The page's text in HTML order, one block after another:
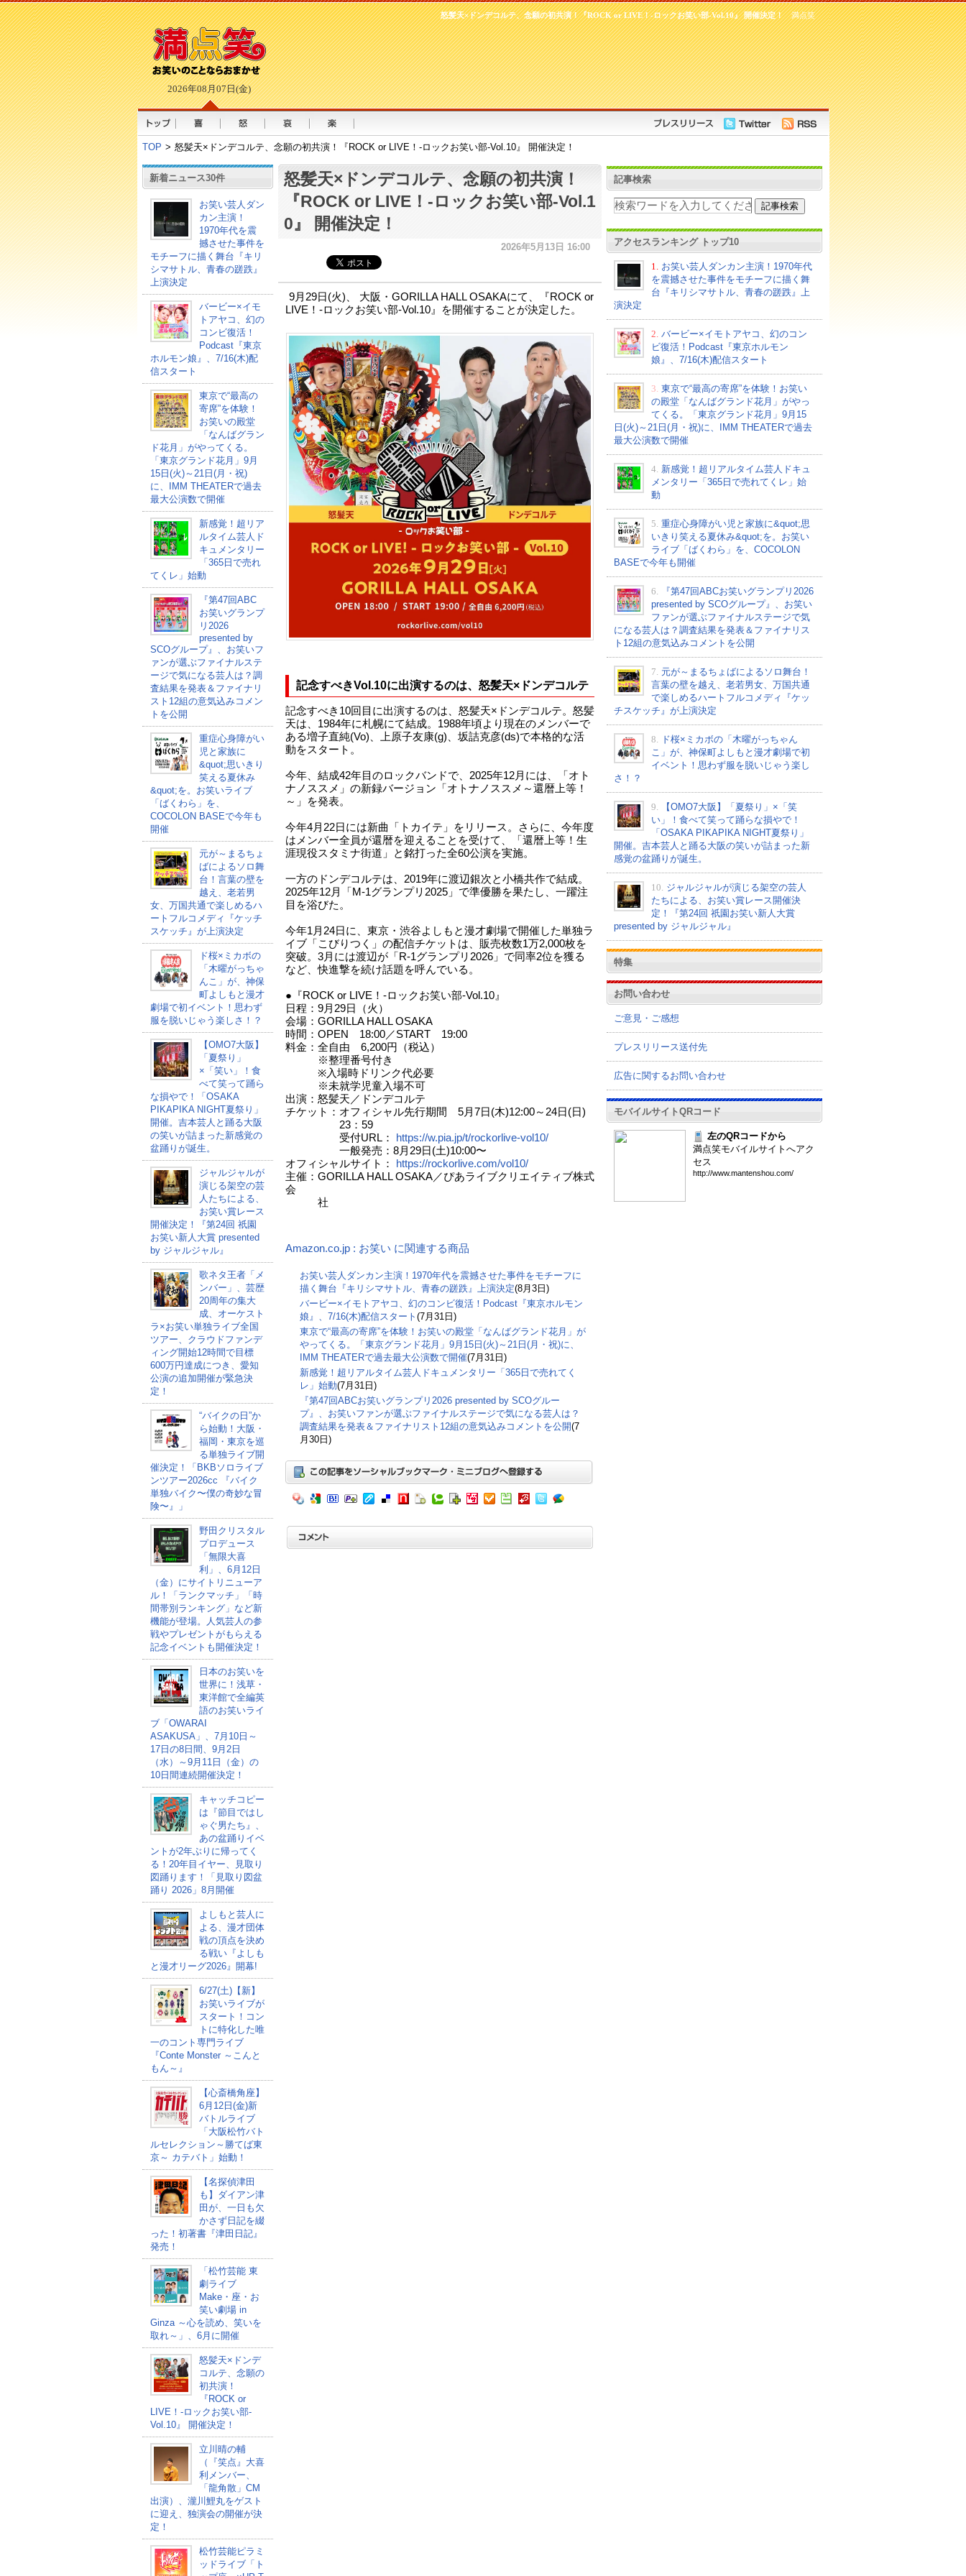
2026年08月07日(金)
満点笑
怒髪天×ドンデコルテ、念願の初共演！『ROCK or LIVE！-ロックお笑い部-Vol.10』 開催決定！
TOP > 怒髪天×ドンデコルテ、念願の初共演！『ROCK or LIVE！-ロックお笑い部-Vol.10』 開催決定！
新着ニュース30件
お笑い芸人ダン
カン主演！
1970年代を震
撼させた事件を
モチーフに描く舞台『キリ
シマサトル、青春の蹉跌』
上演決定
バービー×イモ
トアヤコ、幻の
コンビ復活！
Podcast『東京
ホルモン娘』、7/16(木)配
信スタート
東京で“最高の
寄席”を体験！
お笑いの殿堂
「なんばグラン
ド花月」がやってくる。
「東京グランド花月」9月
15日(火)～21日(月・祝)
に、IMM THEATERで過去
最大公演数で開催
新感覚！超リア
ルタイム芸人ド
キュメンタリー
「365日で売れ
てくレ」始動
『第47回ABC
お笑いグランプ
リ2026
presented by
SCOグループ』、お笑いフ
ァンが選ぶファイナルステ
ージで気になる芸人は？調
査結果を発表＆ファイナリ
スト12組の意気込みコメン
トを公開
重症心身障がい
児と家族に
&quot;思いきり
笑える夏休み
&quot;を。お笑いライブ
「ばくわら」を、
COCOLON BASEで今年も
開催
元が～まるちょ
ばによるソロ舞
台！言葉の壁を
越え、老若男
女、万国共通で楽しめるハ
ートフルコメディ『ケッチ
スケッチ』が上演決定
ド桜×ミカボの
「木曜がっちゃ
んこ」が、神保
町よしもと漫才
劇場で初イベント！思わず
服を脱いじゃう楽しさ！？
【OMO7大阪】
「夏祭り」
×「笑い」！食
べて笑って踊ら
な損やで！「OSAKA
PIKAPIKA NIGHT夏祭り」
開催。吉本芸人と踊る大阪
の笑いが詰まった新感覚の
盆踊りが誕生。
ジャルジャルが
演じる架空の芸
人たちによる、
お笑い賞レース
開催決定！『第24回 祇園
お笑い新人大賞 presented
by ジャルジャル』
歌ネタ王者「メ
ンバー」、芸歴
20周年の集大
成、オーケスト
ラ×お笑い単独ライブ全国
ツアー、クラウドファンデ
ィング開始12時間で目標
600万円達成につき、愛知
公演の追加開催が緊急決
定！
“バイクの日”か
ら始動！大阪・
福岡・東京を巡
る単独ライブ開
催決定！「BKBソロライブ
ンツアー2026cc 『バイク
単独バイク〜僕の奇妙な冒
険〜』」
野田クリスタル
プロデュース
「無限大喜
利」、6月12日
（金）にサイトリニューア
ル！「ランクマッチ」「時
間帯別ランキング」など新
機能が登場。人気芸人の参
戦やプレゼントがもらえる
記念イベントも開催決定！
日本のお笑いを
世界に！浅草・
東洋館で全編英
語のお笑いライ
ブ「OWARAI
ASAKUSA」、7月10日～
17日の8日間、9月2日
（水）～9月11日（金）の
10日間連続開催決定！
キャッチコピー
は『節目ではし
ゃぐ男たち』、
あの盆踊りイベ
ントが2年ぶりに帰ってく
る！20年目イヤー、見取り
図踊ります！「見取り図盆
踊り 2026」8月開催
よしもと芸人に
よる、漫才団体
戦の頂点を決め
る戦い『よしも
と漫才リーグ2026』開幕!
6/27(土)【新】
お笑いライブが
スタート！コン
トに特化した唯
一のコント専門ライブ
『Conte Monster ～こんと
もん～』
【心斎橋角座】
6月12日(金)新
バトルライブ
「大阪松竹バト
ルセレクション～勝てば東
京～ カテバト」始動！
【名探偵津田
も】ダイアン津
田が、一日も欠
かさず日記を綴
った！初著書『津田日記』
発売！
「松竹芸能 東
劇ライブ
Make・座・お
笑い劇場 in
Ginza ～心を読め、笑いを
取れ～」、6月に開催
怒髪天×ドンデ
コルテ、念願の
初共演！
『ROCK or
LIVE！-ロックお笑い部-
Vol.10』 開催決定！
立川晴の輔
（『笑点』大喜
利メンバー、
「龍角散」CM
出演）、瀧川鯉丸をゲスト
に迎え、独演会の開催が決
定！
松竹芸能ピラミ
ッドライブ「ト
怒髪天×ドンデコルテ、念願の初共演！
『ROCK or LIVE！-ロックお笑い部-Vol.1
0』 開催決定！
2026年5月13日 16:00
9月29日(火)、 大阪・GORILLA HALL OSAKAにて、『ROCK or
LIVE！-ロックお笑い部-Vol.10』を開催することが決定した。
記念すべきVol.10に出演するのは、怒髪天×ドンデコルテ
記念すべき10回目に出演するのは、怒髪天×ドンデコルテ。怒髪
天は、1984年に札幌にて結成。1988年頃より現在のメンバーで
ある増子直純(Vo)、上原子友康(g)、坂詰克彦(ds)で本格的な活
動をスタート。
今年、結成42年目のロックバンドで、2025年12月には、「オト
ナノススメ」の新録バージョン「オトナノススメ～還暦上等！
～」を発表。
今年4月22日には新曲「トカイテ」をリリース。さらに、今年度
はメンバー全員が還暦を迎えることを受けて、「還暦上等！生
涯現役スタミナ街道」と銘打った全60公演を実施。
一方のドンデコルテは、2019年に渡辺銀次と小橋共作で結成。
2025年12月「M-1グランプリ2025」で準優勝を果たし、一躍注
目を浴びた。
今年1月24日に、東京・渋谷よしもと漫才劇場で開催した単独ラ
イブ「こびりつく」の配信チケットは、販売枚数1万2,000枚を
突破。3月には渡辺が「R-1グランプリ2026」で同率2位を獲る
など、快進撃を続け話題を呼んでいる。
●『ROCK or LIVE！-ロックお笑い部-Vol.10』
日程：9月29日（火）
会場：GORILLA HALL OSAKA
時間：OPEN 18:00／START 19:00
料金：全自由 6,200円（税込）
※整理番号付き
※入場時ドリンク代必要
※未就学児童入場不可
出演：怒髪天／ドンデコルテ
チケット：オフィシャル先行期間 5月7日(木)12:00～24日(日)
23：59
受付URL：
https://w.pia.jp/t/rockorlive-vol10/
一般発売：8月29日(土)10:00〜
オフィシャルサイト：
https://rockorlive.com/vol10/
主催：GORILLA HALL OSAKA／ぴあライブクリエイティブ株式
会
社
Amazon.co.jp : お笑い に関連する商品
お笑い芸人ダンカン主演！1970年代を震撼させた事件をモチーフに
描く舞台『キリシマサトル、青春の蹉跌』上演決定(8月3日)
バービー×イモトアヤコ、幻のコンビ復活！Podcast『東京ホルモン
娘』、7/16(木)配信スタート (7月31日)
東京で“最高の寄席”を体験！お笑いの殿堂「なんばグランド花月」が
やってくる。「東京グランド花月」9月15日(火)～21日(月・祝)に、
IMM THEATERで過去最大公演数で開催(7月31日)
新感覚！超リアルタイム芸人ドキュメンタリー「365日で売れてく
レ」始動(7月31日)
『第47回ABCお笑いグランプリ2026 presented by SCOグルー
プ』、お笑いファンが選ぶファイナルステージで気になる芸人は？
調査結果を発表＆ファイナリスト12組の意気込みコメントを公開(7
月30日)
記事検索
アクセスランキング トップ10
1.
お笑い芸人ダンカン主演！1970年代
を震撼させた事件をモチーフに描く舞
台『キリシマサトル、青春の蹉跌』上
演決定
2. バービー×イモトアヤコ、幻のコン
ビ復活！Podcast『東京ホルモン
娘』、7/16(木)配信スタート
3. 東京で“最高の寄席”を体験！お笑い
の殿堂「なんばグランド花月」がやっ
てくる。「東京グランド花月」9月15
日(火)～21日(月・祝)に、IMM THEATERで過去
最大公演数で開催
4. 新感覚！超リアルタイム芸人ドキュ
メンタリー「365日で売れてくレ」始
動
5. 重症心身障がい児と家族に&quot;思
いきり笑える夏休み&quot;を。お笑い
ライブ「ばくわら」を、COCOLON
BASEで今年も開催
6.
『第47回ABCお笑いグランプリ2026
presented by SCOグループ』、お笑い
ファンが選ぶファイナルステージで気
になる芸人は？調査結果を発表＆ファイナリス
ト12組の意気込みコメントを公開
7. 元が～まるちょばによるソロ舞台！
言葉の壁を越え、老若男女、万国共通
で楽しめるハートフルコメディ『ケッ
チスケッチ』が上演決定
8.
ド桜×ミカボの「木曜がっちゃん
こ」が、神保町よしもと漫才劇場で初
イベント！思わず服を脱いじゃう楽し
さ！？
9.
【OMO7大阪】「夏祭り」×「笑
い」！食べて笑って踊らな損やで！
「OSAKA PIKAPIKA NIGHT夏祭り」
開催。吉本芸人と踊る大阪の笑いが詰まった新
感覚の盆踊りが誕生。
10. ジャルジャルが演じる架空の芸人
たちによる、お笑い賞レース開催決
定！『第24回 祇園お笑い新人大賞
presented by ジャルジャル』
特集
お問い合わせ
ご意見・ご感想
プレスリリース送付先
広告に関するお問い合わせ
モバイルサイトQRコード
左のQRコードから
満点笑モバイルサイトへアク
セス
http://www.mantenshou.com/